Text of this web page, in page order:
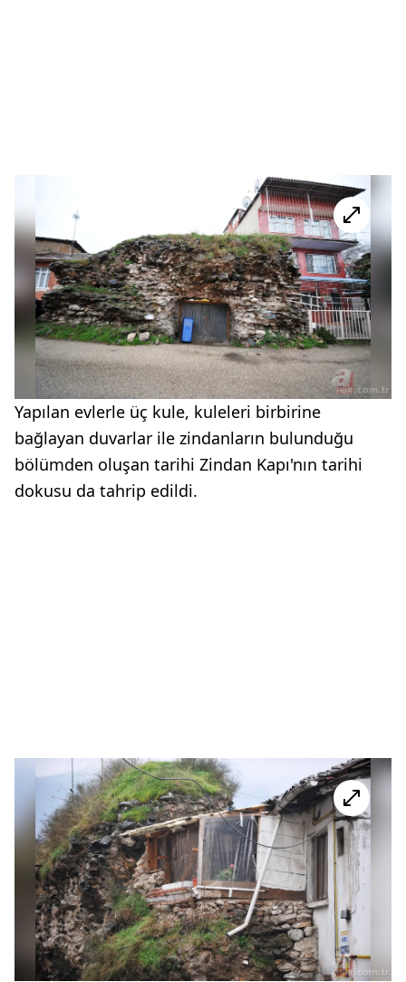
Yapılan evlerle üç kule, kuleleri birbirine
bağlayan duvarlar ile zindanların bulunduğu
bölümden oluşan tarihi Zindan Kapı'nın tarihi
dokusu da tahrip edildi.